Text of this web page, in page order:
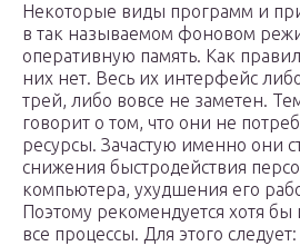
Некоторые виды программ и
в так называемом фоновом
оперативную память. Как
них нет. Весь их интерфейс
трей, либо вовсе не заметен.
говорит о том, что они не
ресурсы. Зачастую именно они
снижения быстродействия
компьютера, ухудшения его
Поэтому рекомендуется хотя бы
все процессы. Для этого следует: